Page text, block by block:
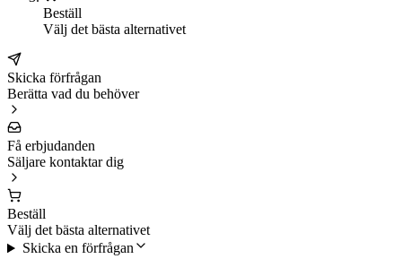
Beställ
Välj det bästa alternativet
Skicka förfrågan
Berätta vad du behöver
Få erbjudanden
Säljare kontaktar dig
Beställ
Välj det bästa alternativet
Skicka en förfrågan